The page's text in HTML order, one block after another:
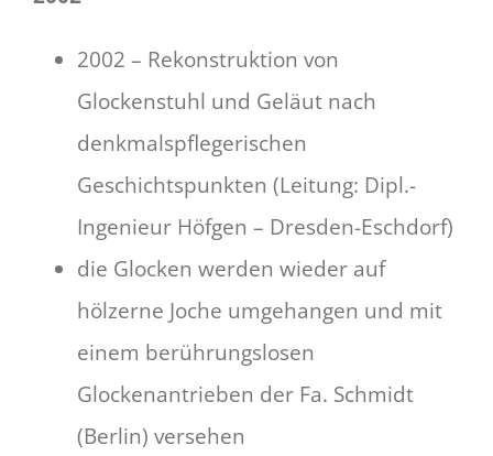
2002 – Rekonstruktion von
Glockenstuhl und Geläut nach
denkmalspflegerischen
Geschichtspunkten (Leitung: Dipl.-
Ingenieur Höfgen – Dresden-Eschdorf)
die Glocken werden wieder auf
hölzerne Joche umgehangen und mit
einem berührungslosen
Glockenantrieben der Fa. Schmidt
(Berlin) versehen